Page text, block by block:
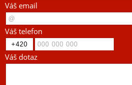
Váš email
Váš telefon
Váš dotaz